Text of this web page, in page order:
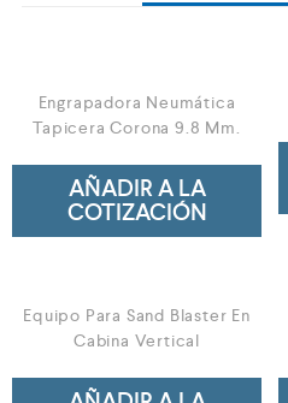
Engrapadora Neumática
Tapicera Corona 9.8 Mm.
AÑADIR A LA
COTIZACIÓN
Equipo Para Sand Blaster En
Cabina Vertical